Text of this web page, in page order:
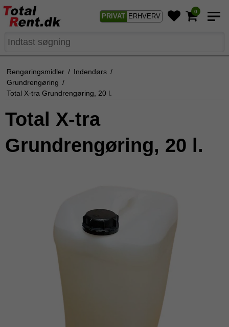
PRIVAT ERHVERV
0
Rengøringsmidler / Indendørs /
Grundrengøring /
Total X-tra Grundrengøring, 20 l.
Total X-tra
Grundrengøring, 20 l.